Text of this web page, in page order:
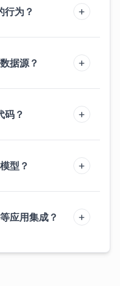
行为？ +
据源？ +
码？ +
型？ +
应用集成？ +